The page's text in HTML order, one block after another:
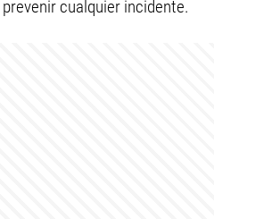
cualquier incidente.